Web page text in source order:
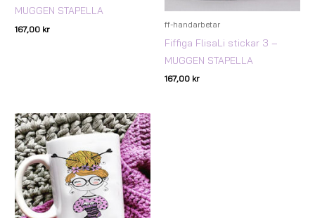
MUGGEN STAPELLA
167,00 kr ff-handarbetar
Fiffiga FlisaLi stickar 3 –
MUGGEN STAPELLA
167,00 kr